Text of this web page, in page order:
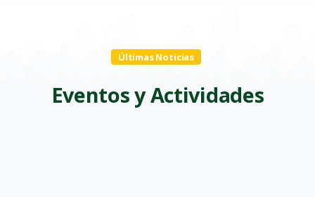
Últimas Noticias
EventosyActividades